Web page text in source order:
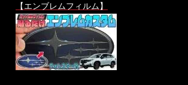
【エンブレムフィルム】